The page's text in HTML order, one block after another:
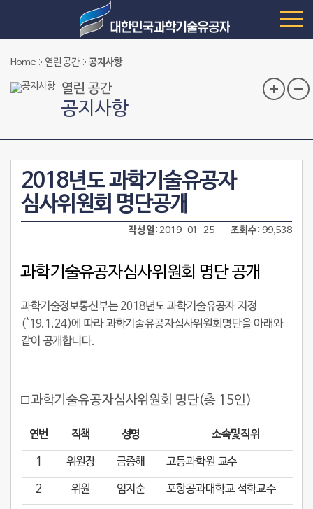
Home 열린 공간 공지사항
열린 공간
공지사항
2018년도 과학기술유공자
심사위원회 명단공개
작성일 2019-01-25 조회수 99,538
과학기술유공자심사위원회 명단 공개
과학기술정보통신부는 2018년도 과학기술유공자 지정
(`19.1.24)에 따라 과학기술유공자심사위원회명단을 아래와
같이 공개합니다.
□ 과학기술유공자심사위원회 명단(총 15인)
연번 직책 성명 소속및직위
1 위원장 금종해 고등과학원 교수
2 위원 임지순 포항공과대학교 석학교수